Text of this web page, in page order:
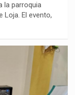
la parroquia
Loja. El evento,